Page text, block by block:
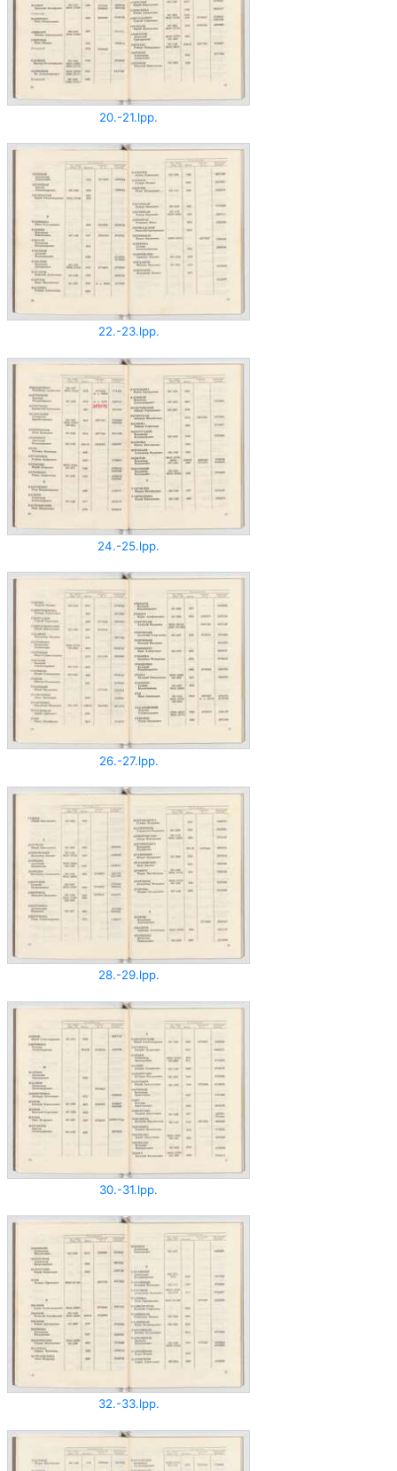
20.-21.lpp.
22.-23.lpp.
24.-25.lpp.
26.-27.lpp.
28.-29.lpp.
30.-31.lpp.
32.-33.lpp.